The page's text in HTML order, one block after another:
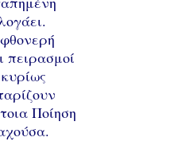
πειρασμοί
Ποίηση